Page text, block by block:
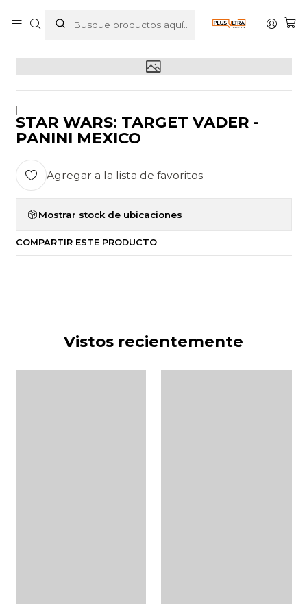
STAR WARS: TARGET VADER - PANINI MEXICO
STAR WARS: TARGET VADER -
PANINI MEXICO
Agregar a la lista de favoritos
Mostrar stock de ubicaciones
COMPARTIR ESTE PRODUCTO
Vistos recientemente